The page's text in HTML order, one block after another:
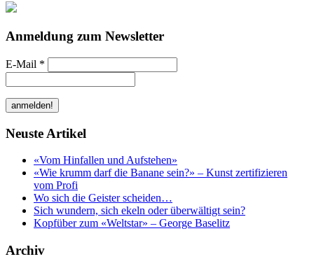
Anmeldung zum Newsletter
E-Mail *
Neuste Artikel
«Vom Hinfallen und Aufstehen»
«Wie krumm darf die Banane sein?» – Kunst zertifizieren
vom Profi
Wo sich die Geister scheiden…
Sich wundern, sich ekeln oder überwältigt sein?
Kopfüber zum «Weltstar» – George Baselitz
Archiv